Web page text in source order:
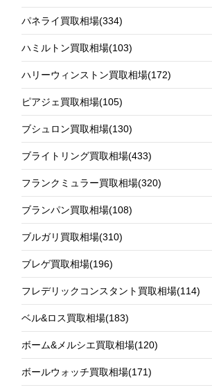
パネライ買取相場(334)
ハミルトン買取相場(103)
ハリーウィンストン買取相場(172)
ピアジェ買取相場(105)
ブシュロン買取相場(130)
ブライトリング買取相場(433)
フランクミュラー買取相場(320)
ブランパン買取相場(108)
ブルガリ買取相場(310)
ブレゲ買取相場(196)
フレデリックコンスタント買取相場(114)
ベル&ロス買取相場(183)
ボーム&メルシエ買取相場(120)
ボールウォッチ買取相場(171)